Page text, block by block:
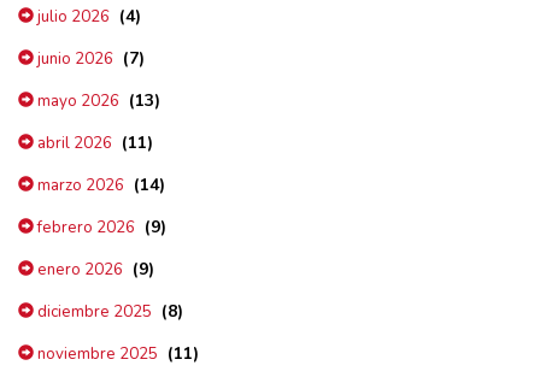
julio 2026 (4)
junio 2026 (7)
mayo 2026 (13)
abril 2026 (11)
marzo 2026 (14)
febrero 2026 (9)
enero 2026 (9)
diciembre 2025 (8)
noviembre 2025 (11)